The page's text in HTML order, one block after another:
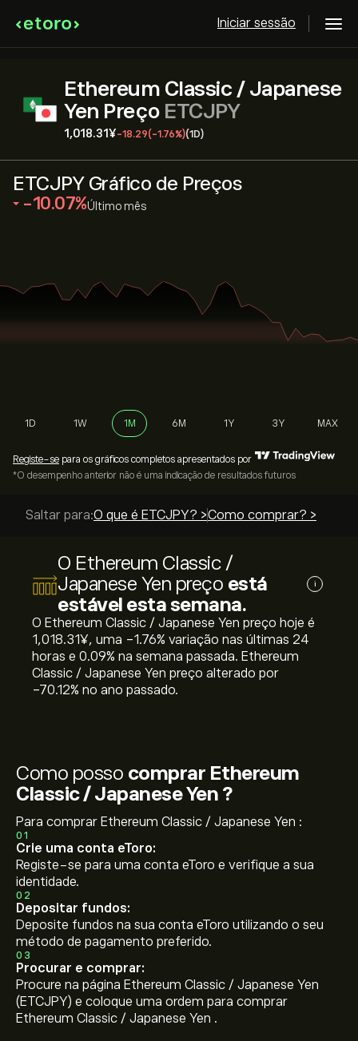
Iniciar sessão
Ethereum Classic / Japanese
Yen PreçoETCJPY
1,018.31‎¥‎-18.29(-1.76%)(1D)
ETCJPY Gráfico de Preços
‎-10.07‎ Último mês
1D 1W 1M 6M 1Y 3Y MAX
Registe-se para os gráficos completos apresentados por
*O desempenho anterior não é uma indicação de resultados futuros
Saltar para:O que é ETCJPY? >Como comprar? >
O Ethereum Classic /
Japanese Yen preço está
estável esta semana.
i
O Ethereum Classic / Japanese Yen preço hoje é
1,018.31‎¥‎, uma ‎-1.76‎% variação nas últimas 24
horas e ‎0.09‎% na semana passada. Ethereum
Classic / Japanese Yen preço alterado por
‎-70.12‎% no ano passado.
Como posso comprar Ethereum
Classic / Japanese Yen ?
Para comprar Ethereum Classic / Japanese Yen :
01
Crie uma conta eToro:
Registe-se para uma conta eToro e verifique a sua
identidade.
02
Depositar fundos:
Deposite fundos na sua conta eToro utilizando o seu
método de pagamento preferido.
03
Procurar e comprar:
Procure na página Ethereum Classic / Japanese Yen
(ETCJPY) e coloque uma ordem para comprar
Ethereum Classic / Japanese Yen .